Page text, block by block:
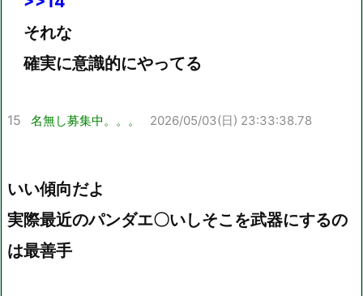
それな
確実に意識的にやってる
15 名無し募集中。。。 2026/05/03(日) 23:33:38.78
いい傾向だよ
実際最近のパンダエ〇いしそこを武器にするの
は最善手